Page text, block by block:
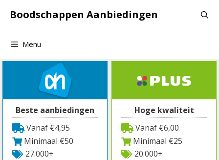
naarBoodschappen Aanbiedingen
Menu
Beste aanbiedingen
Vanaf €4,95
Minimaal €50
27.000+
Hoge kwaliteit
Vanaf €6,00
Minimaal €25
20.000+